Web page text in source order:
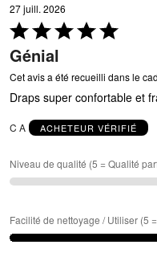
27 juill. 2026
Coté
5 sur
5
Génial
Cet avis a été recueilli dans le
Draps super confortable et
C A ACHETEUR VÉRIFIÉ
Niveau de qualité (5 = Qualité
Facilité de nettoyage / Utiliser (5